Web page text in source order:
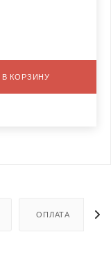
В КОРЗИНУ
ОПЛАТА